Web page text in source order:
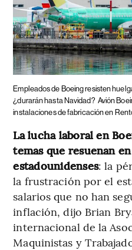
Empleados de Boeing resisten
¿durarán hasta Navidad? Avión
instalaciones de fabricación en
La lucha laboral en
temas que resuenan
estadounidenses: la
la frustración por el
salarios que no han
inflación, dijo Brian
internacional de la
Maquinistas y